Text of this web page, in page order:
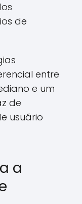
de
entre
e um
de
usuário
a